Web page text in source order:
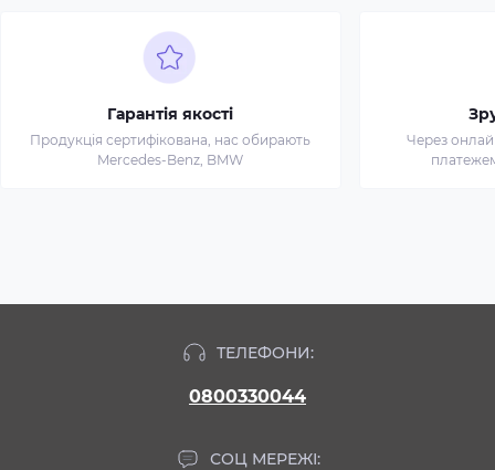
Гарантія якості
Продукція сертифікована, нас обирають
Mercedes-Benz, BMW
Через
ТЕЛЕФОНИ:
0800330044
СОЦ МЕРЕЖІ: